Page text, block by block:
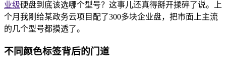
业级硬盘到底该选哪个型号？这事儿还真得掰开揉碎了说。上
个月我刚给某政务云项目配了300多块企业盘，把市面上主流
的几个型号都摸透了。
不同颜色标签背后的门道